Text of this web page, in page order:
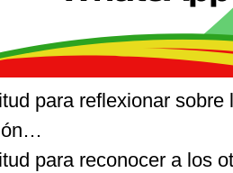
para reflexionar
para reconocer a los